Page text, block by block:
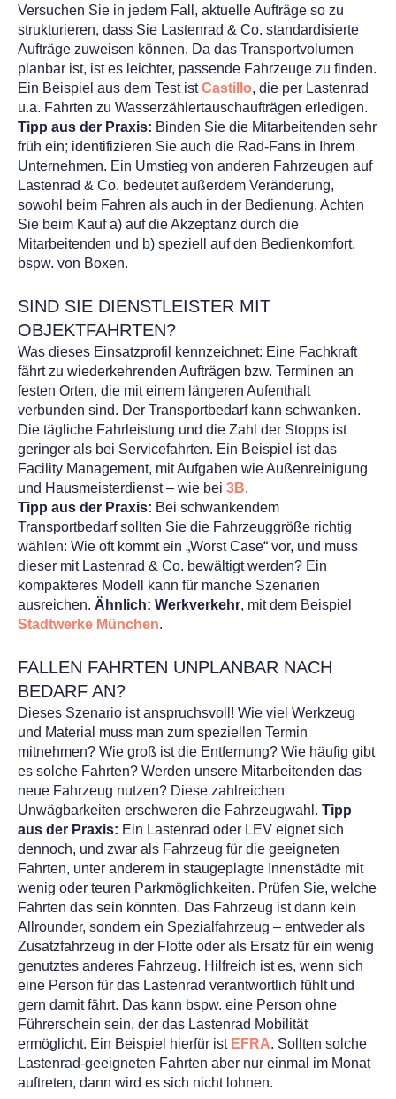
Versuchen Sie in jedem Fall, aktuelle Aufträge so zu
strukturieren, dass Sie Lastenrad & Co. standardisierte
Aufträge zuweisen können. Da das Transportvolumen
planbar ist, ist es leichter, passende Fahrzeuge zu finden.
Ein Beispiel aus dem Test istCastillo, die per Lastenrad
u.a. Fahrten zu Wasserzählertauschaufträgen erledigen.
Tipp aus der Praxis: Binden Sie die Mitarbeitenden sehr
früh ein; identifizieren Sie auch die Rad-Fans in Ihrem
Unternehmen. Ein Umstieg von anderen Fahrzeugen auf
Lastenrad & Co. bedeutet außerdem Veränderung,
sowohl beim Fahren als auch in der Bedienung. Achten
Sie beim Kauf a) auf die Akzeptanz durch die
Mitarbeitenden und b) speziell auf den Bedienkomfort,
bspw. von Boxen.
SIND SIE DIENSTLEISTER MIT
OBJEKTFAHRTEN?
Was dieses Einsatzprofil kennzeichnet: Eine Fachkraft
fährt zu wiederkehrenden Aufträgen bzw. Terminen an
festen Orten, die mit einem längeren Aufenthalt
verbunden sind. Der Transportbedarf kann schwanken.
Die tägliche Fahrleistung und die Zahl der Stopps ist
geringer als bei Servicefahrten. Ein Beispiel ist das
Facility Management, mit Aufgaben wie Außenreinigung
und Hausmeisterdienst – wie bei 3B.
Tipp aus der Praxis: Bei schwankendem
Transportbedarf sollten Sie die Fahrzeuggröße richtig
wählen: Wie oft kommt ein „WorstCase“ vor, und muss
dieser mit Lastenrad & Co. bewältigt werden? Ein
kompakteres Modell kann für manche Szenarien
ausreichen. Ähnlich: Werkverkehr, mit dem Beispiel
Stadtwerke München.
FALLEN FAHRTEN UNPLANBAR NACH
BEDARF AN?
Dieses Szenario ist anspruchsvoll! Wie viel Werkzeug
und Material muss man zum speziellen Termin
mitnehmen? Wie groß ist die Entfernung? Wie häufig gibt
es solche Fahrten? Werden unsere Mitarbeitenden das
neue Fahrzeug nutzen? Diese zahlreichen
Unwägbarkeiten erschweren die Fahrzeugwahl. Tipp
aus der Praxis: Ein Lastenrad oder LEV eignet sich
dennoch, und zwar als Fahrzeug für die geeigneten
Fahrten, unter anderem in staugeplagte Innenstädte mit
wenig oder teuren Parkmöglichkeiten. Prüfen Sie, welche
Fahrten das sein könnten. Das Fahrzeug ist dann kein
Allrounder, sondern ein Spezialfahrzeug – entweder als
Zusatzfahrzeug in der Flotte oder als Ersatz für ein wenig
genutztes anderes Fahrzeug. Hilfreich ist es, wenn sich
eine Person für das Lastenrad verantwortlich fühlt und
gern damit fährt. Das kann bspw. eine Person ohne
Führerschein sein, der das Lastenrad Mobilität
ermöglicht. Ein Beispiel hierfür ist EFRA. Sollten solche
Lastenrad-geeigneten Fahrten aber nur einmal im Monat
auftreten, dann wird es sich nicht lohnen.